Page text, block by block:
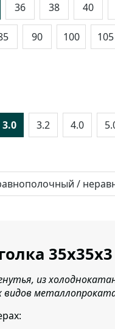
36 38 40
90 100 105
3.0 3.2 4.0
/
из
видов